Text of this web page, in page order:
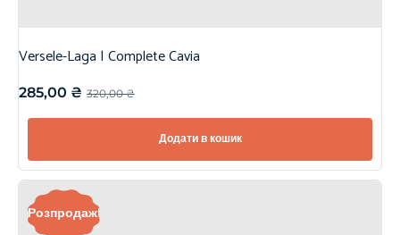
Versele-Laga | Complete Cavia
320,00₴
285,00 ₴
Додати в кошик
Розпродаж!